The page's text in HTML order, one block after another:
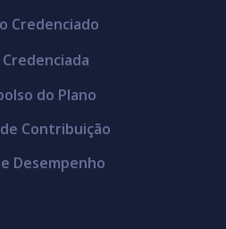
Credenciado
do Plano
Contribuição
Desempenho